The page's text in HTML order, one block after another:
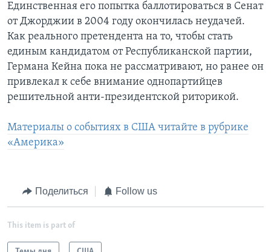
Единственная его попытка баллотироваться в Сенат
от Джорджии в 2004 году окончилась неудачей.
Как реального претендента на то, чтобы стать
единым кандидатом от Республиканской партии,
Германа Кейна пока не рассматривают, но ранее он
привлекал к себе внимание однопартийцев
решительной анти-президентской риторикой.
Материалы о событиях в США читайте в рубрике
«Америка»
Поделиться Follow us
This item is part of